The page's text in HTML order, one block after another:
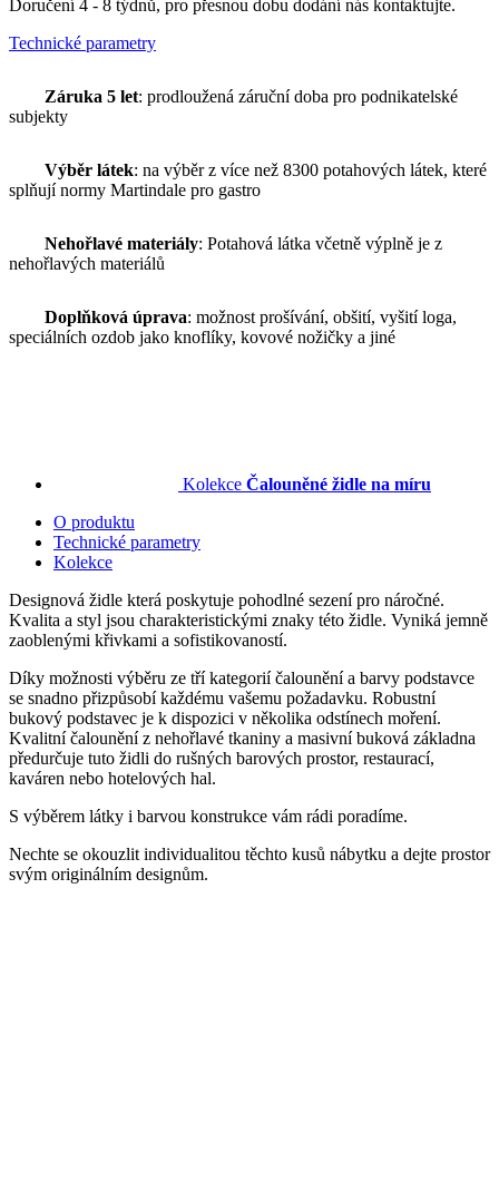
Doručení 4 - 8 týdnů, pro přesnou dobu dodání nás kontaktujte.
Technické parametry
Záruka 5 let: prodloužená záruční doba pro podnikatelské
subjekty
Výběr látek: na výběr z více než 8300 potahových látek, které
splňují normy Martindale pro gastro
Nehořlavé materiály: Potahová látka včetně výplně je z
nehořlavých materiálů
Doplňková úprava: možnost prošívání, obšití, vyšití loga,
speciálních ozdob jako knoflíky, kovové nožičky a jiné
Kolekce Čalouněné židle na míru
O produktu
Technické parametry
Kolekce
Designová židle která poskytuje pohodlné sezení pro náročné.
Kvalita a styl jsou charakteristickými znaky této židle. Vyniká jemně
zaoblenými křivkami a sofistikovaností.
Díky možnosti výběru ze tří kategorií čalounění a barvy podstavce
se snadno přizpůsobí každému vašemu požadavku. Robustní
bukový podstavec je k dispozici v několika odstínech moření.
Kvalitní čalounění z nehořlavé tkaniny a masivní buková základna
předurčuje tuto židli do rušných barových prostor, restaurací,
kaváren nebo hotelových hal.
S výběrem látky i barvou konstrukce vám rádi poradíme.
Nechte se okouzlit individualitou těchto kusů nábytku a dejte prostor
svým originálním designům.